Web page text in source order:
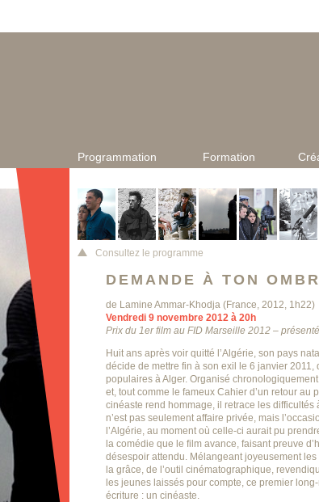
Programmation Formation
DEMANDE À TON
de Lamine Ammar-Khodja (France, 2012, 1h22)
Vendredi 9 novembre 2012 à 20h
Prix du 1er film au FID Marseille 2012 –
Huit ans après voir quitté l’Algérie, son pays
décide de mettre fin à son exil le 6 janvier
populaires à Alger. Organisé
et, tout comme le fameux Cahier d’un retour au
cinéaste rend hommage, il retrace les
n’est pas seulement affaire privée, mais
l’Algérie, au moment où celle-ci aurait pu
la comédie que le film avance, faisant preuve
désespoir attendu. Mélangeant joyeusement
la grâce, de l’outil cinématographique,
les jeunes laissés pour compte, ce premier
écriture : un cinéaste.
Consultez le programme